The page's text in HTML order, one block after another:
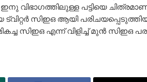
വിഭാഗത്തിലുള്ള പട്ടിയെ ചിത്രമാണ്
സിഇഒ ആയി
സിഇഒ എന്ന് വിളിച്ച് മുൻ സിഇഒ